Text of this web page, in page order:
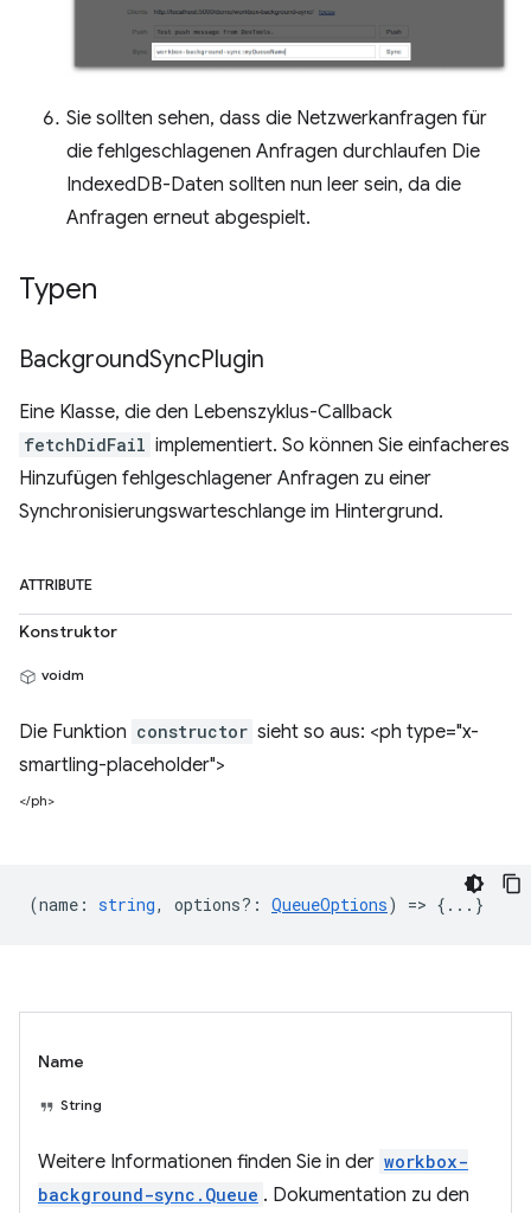
Sie sollten sehen, dass die Netzwerkanfragen für
die fehlgeschlagenen Anfragen durchlaufen Die
IndexedDB-Daten sollten nun leer sein, da die
Anfragen erneut abgespielt.
Typen
BackgroundSyncPlugin
Eine Klasse, die den Lebenszyklus-Callback
fetchDidFail implementiert. So können Sie einfacheres
Hinzufügen fehlgeschlagener Anfragen zu einer
Synchronisierungswarteschlange im Hintergrund.
ATTRIBUTE
Konstruktor
voidm
Die Funktion constructor sieht so aus: <ph type="x-
smartling-placeholder">
</ph>
(name : string, options? : QueueOptions) => {...}
Name
String
Weitere Informationen finden Sie in der workbox-
background-sync.Queue . Dokumentation zu den